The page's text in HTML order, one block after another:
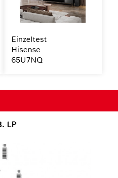
LP
Einzeltest
Hisense
65U7NQ